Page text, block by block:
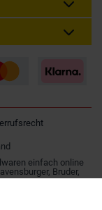
einfach online
Bruder,